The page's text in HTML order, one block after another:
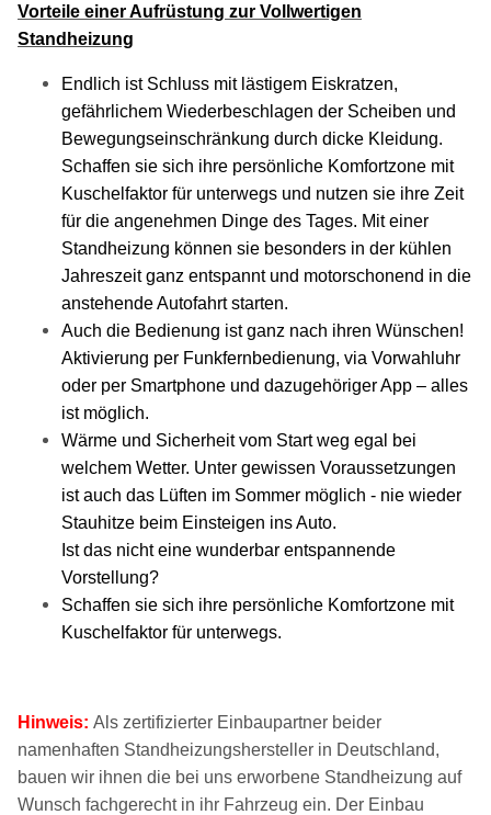
Vorteile einer Aufrüstung zur Vollwertigen
Standheizung
Endlich ist Schluss mit lästigem Eiskratzen,
gefährlichem Wiederbeschlagen der Scheiben und
Bewegungseinschränkung durch dicke Kleidung.
Schaffen sie sich ihre persönliche Komfortzone mit
Kuschelfaktor für unterwegs und nutzen sie ihre Zeit
für die angenehmen Dinge des Tages. Mit einer
Standheizung können sie besonders in der kühlen
Jahreszeit ganz entspannt und motorschonend in die
anstehende Autofahrt starten.
Auch die Bedienung ist ganz nach ihren Wünschen!
Aktivierung per Funkfernbedienung, via Vorwahluhr
oder per Smartphone und dazugehöriger App – alles
ist möglich.
Wärme und Sicherheit vom Start weg egal bei
welchem Wetter. Unter gewissen Voraussetzungen
ist auch das Lüften im Sommer möglich - nie wieder
Stauhitze beim Einsteigen ins Auto.
Ist das nicht eine wunderbar entspannende
Vorstellung?
Schaffen sie sich ihre persönliche Komfortzone mit
Kuschelfaktor für unterwegs.
Hinweis: Als zertifizierter Einbaupartner beider
namenhaften Standheizungshersteller in Deutschland,
bauen wir ihnen die bei uns erworbene Standheizung auf
Wunsch fachgerecht in ihr Fahrzeug ein. Der Einbau